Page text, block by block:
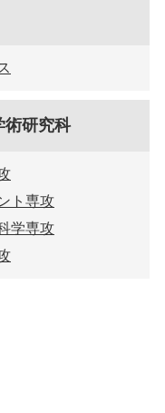
研究科
ト専攻
学専攻